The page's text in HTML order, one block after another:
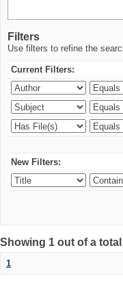
Filters
Use filters to refine the
Current Filters:
New Filters:
Showing 1 out of a
1